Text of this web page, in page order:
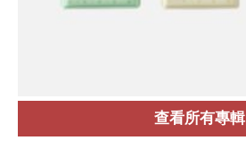
查看所有專輯